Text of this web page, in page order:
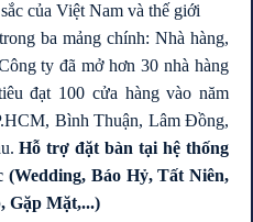
của Việt Nam và thế giới
ba mảng chính: Nhà hàng,
ty đã mở hơn 30 nhà hàng
đạt 100 cửa hàng vào năm
Bình Thuận, Lâm Đồng,
Hỗ trợ đặt bàn tại hệ thống
Báo Hỷ, Tất Niên,
Gặp Mặt,...)